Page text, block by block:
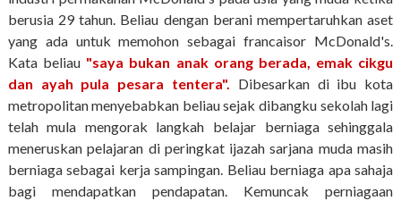
berusia 29 tahun. Beliau dengan berani mempertaruhkan aset
yang ada untuk memohon sebagai francaisor McDonald's.
Kata beliau "saya bukan anak orang berada, emak cikgu
dan ayah pula pesara tentera". Dibesarkan di ibu kota
metropolitan menyebabkan beliau sejak dibangku sekolah lagi
telah mula mengorak langkah belajar berniaga sehinggala
meneruskan pelajaran di peringkat ijazah sarjana muda masih
berniaga sebagai kerja sampingan. Beliau berniaga apa sahaja
bagi mendapatkan pendapatan. Kemuncak perniagaan